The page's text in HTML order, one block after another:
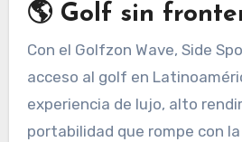
🌎 Golf sin
Con el Golfzon Wave, Side
acceso al golf en
experiencia de lujo, alto
portabilidad que rompe con